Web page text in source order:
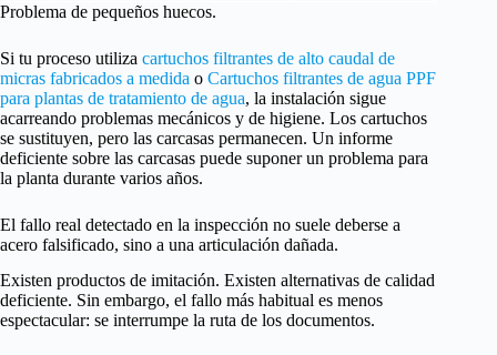
Problema de pequeños huecos.
Si tu proceso utiliza cartuchos filtrantes de alto caudal de
micras fabricados a medida o Cartuchos filtrantes de agua PPF
para plantas de tratamiento de agua, la instalación sigue
acarreando problemas mecánicos y de higiene. Los cartuchos
se sustituyen, pero las carcasas permanecen. Un informe
deficiente sobre las carcasas puede suponer un problema para
la planta durante varios años.
El fallo real detectado en la inspección no suele deberse a
acero falsificado, sino a una articulación dañada.
Existen productos de imitación. Existen alternativas de calidad
deficiente. Sin embargo, el fallo más habitual es menos
espectacular: se interrumpe la ruta de los documentos.